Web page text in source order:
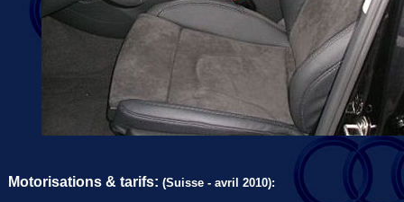
Motorisations & tarifs: (Suisse - avril 2010):